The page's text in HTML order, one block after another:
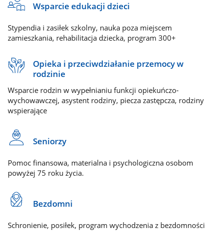
Wsparcie edukacji dzieci
Stypendia i zasiłek szkolny, nauka poza miejscem
zamieszkania, rehabilitacja dziecka, program 300+
Opieka i przeciwdziałanie przemocy w
rodzinie
Wsparcie rodzin w wypełnianiu funkcji opiekuńczo-
wychowawczej, asystent rodziny, piecza zastępcza, rodziny
wspierające
Seniorzy
Pomoc finansowa, materialna i psychologiczna osobom
powyżej 75 roku życia.
Bezdomni
Schronienie, posiłek, program wychodzenia z bezdomności